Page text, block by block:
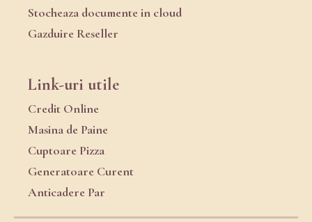
Stocheaza documente in cloud
Gazduire Reseller
Link-uri utile
Credit Online
Masina de Paine
Cuptoare Pizza
Generatoare Curent
Anticadere Par